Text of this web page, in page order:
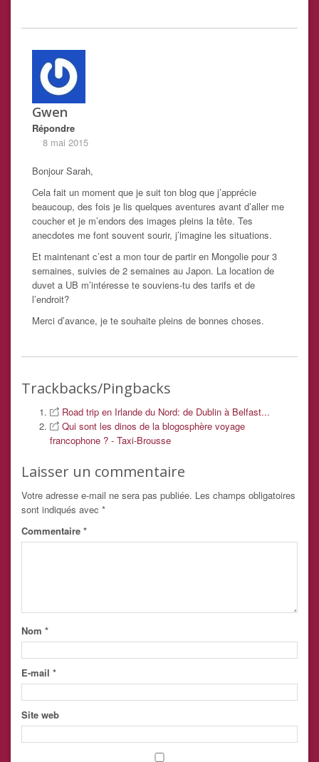
Gwen
Répondre
8 mai 2015
Bonjour Sarah,
Cela fait un moment que je suit ton blog que j’apprécie
beaucoup, des fois je lis quelques aventures avant d’aller me
coucher et je m’endors des images pleins la tête. Tes
anecdotes me font souvent sourir, j’imagine les situations.
Et maintenant c’est a mon tour de partir en Mongolie pour 3
semaines, suivies de 2 semaines au Japon. La location de
duvet a UB m’intéresse te souviens-tu des tarifs et de
l’endroit?
Merci d’avance, je te souhaite pleins de bonnes choses.
Trackbacks/Pingbacks
Road trip en Irlande du Nord: de Dublin à Belfast...
Qui sont les dinos de la blogosphère voyage
francophone ? - Taxi-Brousse
Laisser un commentaire
Votre adresse e-mail ne sera pas publiée. Les champs obligatoires
sont indiqués avec *
Commentaire *
Nom *
E-mail *
Site web